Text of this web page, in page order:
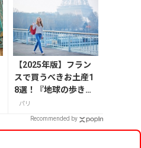
【2025年版】フラン
スで買うべきお土産1
8選！『地球の歩き
方』編集者おすすめの
お菓子や雑貨などを紹
介
パリ
Recommended by